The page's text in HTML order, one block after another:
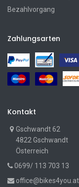
Bezahlvorgang
Zahlungsarten
Kontakt
Gschwandt 62
4822 Gschwandt
Österreich
0699/ 113 703 13
office@bikes4you.at